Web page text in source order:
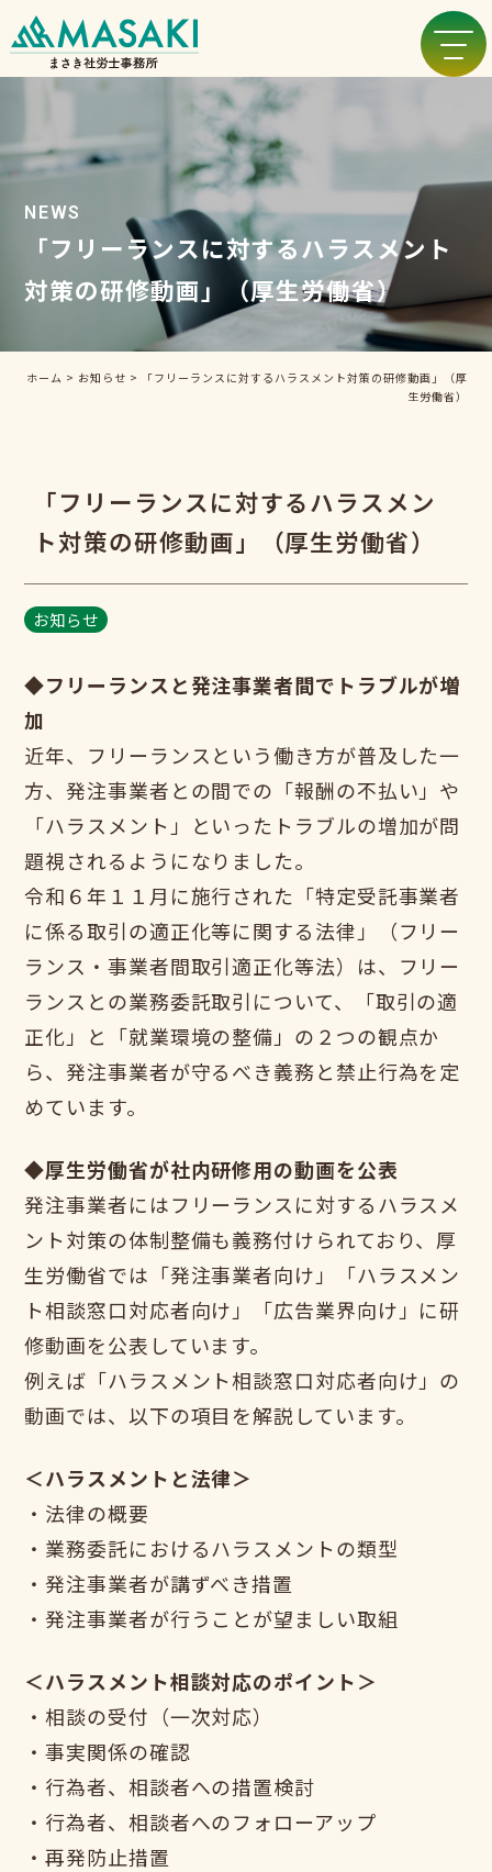
NEWS
「フリーランスに対するハラスメント
対策の研修動画」（厚生労働省）
ホーム > お知らせ >
「フリーランスに対するハラスメント対策の研修動画」（厚
生労働省）
「フリーランスに対するハラスメン
ト対策の研修動画」（厚生労働省）
お知らせ
◆フリーランスと発注事業者間でトラブルが増
加
近年、フリーランスという働き方が普及した一
方、発注事業者との間での「報酬の不払い」や
「ハラスメント」といったトラブルの増加が問
題視されるようになりました。
令和６年１１月に施行された「特定受託事業者
に係る取引の適正化等に関する法律」（フリー
ランス・事業者間取引適正化等法）は、フリー
ランスとの業務委託取引について、「取引の適
正化」と「就業環境の整備」の２つの観点か
ら、発注事業者が守るべき義務と禁止行為を定
めています。
◆厚生労働省が社内研修用の動画を公表
発注事業者にはフリーランスに対するハラスメ
ント対策の体制整備も義務付けられており、厚
生労働省では「発注事業者向け」「ハラスメン
ト相談窓口対応者向け」「広告業界向け」に研
修動画を公表しています。
例えば「ハラスメント相談窓口対応者向け」の
動画では、以下の項目を解説しています。
＜ハラスメントと法律＞
・法律の概要
・業務委託におけるハラスメントの類型
・発注事業者が講ずべき措置
・発注事業者が行うことが望ましい取組
＜ハラスメント相談対応のポイント＞
・相談の受付（一次対応）
・事実関係の確認
・行為者、相談者への措置検討
・行為者、相談者へのフォローアップ
・再発防止措置